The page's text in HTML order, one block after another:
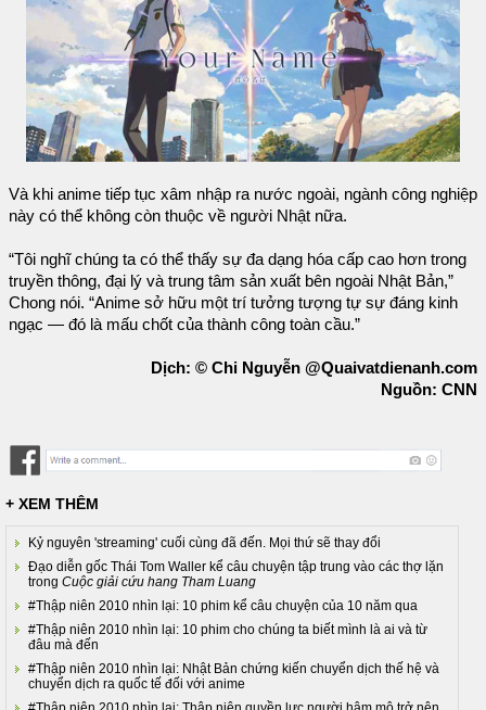
Và khi anime tiếp tục xâm nhập ra nước ngoài, ngành công nghiệp
này có thể không còn thuộc về người Nhật nữa.
“Tôi nghĩ chúng ta có thể thấy sự đa dạng hóa cấp cao hơn trong
truyền thông, đại lý và trung tâm sản xuất bên ngoài Nhật Bản,”
Chong nói. “Anime sở hữu một trí tưởng tượng tự sự đáng kinh
ngạc — đó là mấu chốt của thành công toàn cầu.”
Dịch: © Chi Nguyễn @Quaivatdienanh.com
Nguồn: CNN
+ XEM THÊM
Kỷ nguyên 'streaming' cuối cùng đã đến. Mọi thứ sẽ thay đổi
Đạo diễn gốc Thái Tom Waller kể câu chuyện tập trung vào các thợ lặn
trong Cuộc giải cứu hang Tham Luang
#Thập niên 2010 nhìn lại: 10 phim kể câu chuyện của 10 năm qua
#Thập niên 2010 nhìn lại: 10 phim cho chúng ta biết mình là ai và từ
đâu mà đến
#Thập niên 2010 nhìn lại: Nhật Bản chứng kiến chuyển dịch thế hệ và
chuyển dịch ra quốc tế đối với anime